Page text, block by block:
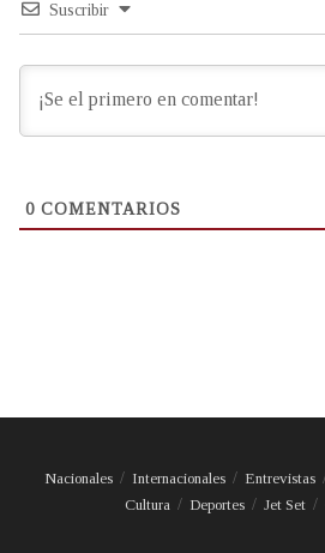
Suscribir
0 COMENTARIOS
Nacionales Internacionales Entrevistas
Cultura
Deportes Jet Set